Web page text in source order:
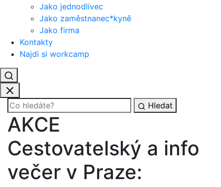
Jako jednodlivec
Jako zaměstnanec*kyně
Jako firma
Kontakty
Najdi si workcamp
Hledat
AKCE
Cestovatelský a info
večer v Praze: